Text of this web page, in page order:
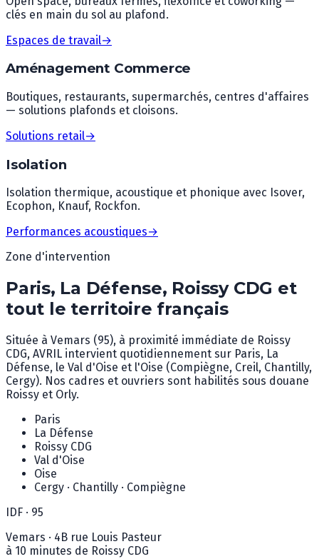
clés en main du sol au plafond.
Espaces de travail→
Aménagement Commerce
Boutiques, restaurants, supermarchés, centres d'affaires
— solutions plafonds et cloisons.
Solutions retail→
Isolation
Isolation thermique, acoustique et phonique avec Isover,
Ecophon, Knauf, Rockfon.
Performances acoustiques→
Zone d'intervention
Paris, La Défense, Roissy CDG et
tout le territoire français
Située à Vemars (95), à proximité immédiate de Roissy
CDG, AVRIL intervient quotidiennement sur Paris, La
Défense, le Val d'Oise et l'Oise (Compiègne, Creil, Chantilly,
Cergy). Nos cadres et ouvriers sont habilités sous douane
Roissy et Orly.
Paris
La Défense
Roissy CDG
Val d'Oise
Oise
Cergy · Chantilly · Compiègne
IDF · 95
Vemars · 4B rue Louis Pasteur
à 10 minutes de Roissy CDG